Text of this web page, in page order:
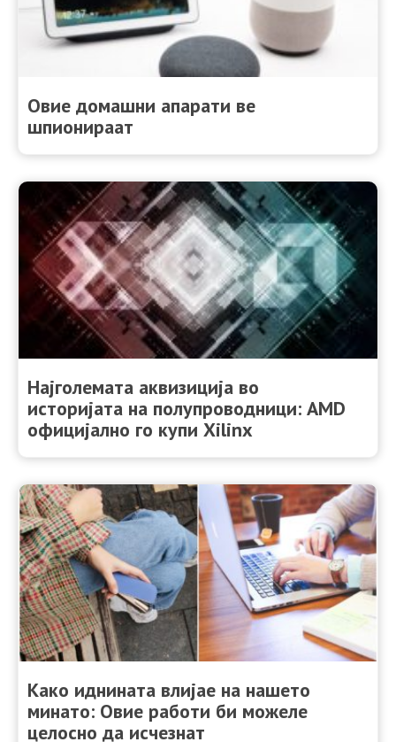
Овие домашни апарати ве
шпионираат
Најголемата аквизиција во
историјата на полупроводници: AMD
официјално го купи Xilinx
Како иднината влијае на нашето
минато: Овие работи би можеле
целосно да исчезнат